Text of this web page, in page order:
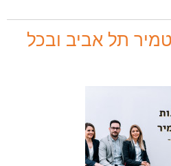
תל אביב ובכל